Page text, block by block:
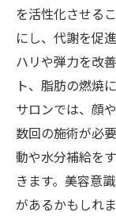
を活性化させる
にし、代謝を促
ハリや弾力を改
ト、脂肪の燃焼
サロンでは、顔
数回の施術が必
動や水分補給を
きます。美容意
があるかもしれま